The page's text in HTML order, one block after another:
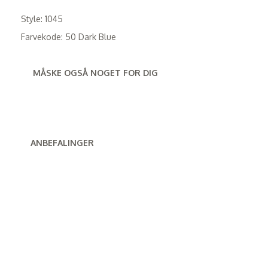
Style: 1045
Farvekode: 50 Dark Blue
MÅSKE OGSÅ NOGET FOR DIG
ANBEFALINGER